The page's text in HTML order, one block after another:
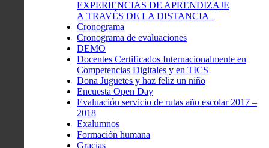
EXPERIENCIAS DE APRENDIZAJE
A TRAVÉS DE LA DISTANCIA
Cronograma
Cronograma de evaluaciones
DEMO
Docentes Certificados Internacionalmente en
Competencias Digitales y en TICS
Dona Juguetes y haz feliz un niño
Encuesta Open Day
Evaluación servicio de rutas año escolar 2017 –
2018
Exalumnos
Formación humana
Gracias